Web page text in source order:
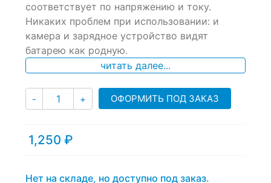
on
customer
ratings
соответствует по напряжению и току.
Никаких проблем при использовании: и
камера и зарядное устройство видят
батарею как родную.
читать далее...
- Количество
+ ОФОРМИТЬ ПОД ЗАКАЗ
1,250 ₽
Нет на складе, но доступно под заказ.